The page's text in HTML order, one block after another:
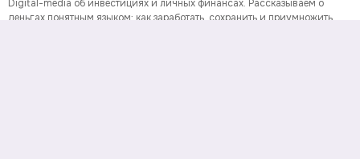
Digital-media об инвестициях и личных финансах. Рассказываем о
деньгах понятным языком: как заработать, сохранить и приумножить